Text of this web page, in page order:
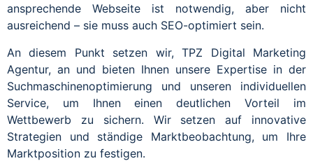
ansprechende Webseite ist notwendig, aber nicht
ausreichend – sie muss auch SEO-optimiert sein.
An diesem Punkt setzen wir, TPZ Digital Marketing
Agentur, an und bieten Ihnen unsere Expertise in der
Suchmaschinenoptimierung und unseren individuellen
Service, um Ihnen einen deutlichen Vorteil im
Wettbewerb zu sichern. Wir setzen auf innovative
Strategien und ständige Marktbeobachtung, um Ihre
Marktposition zu festigen.